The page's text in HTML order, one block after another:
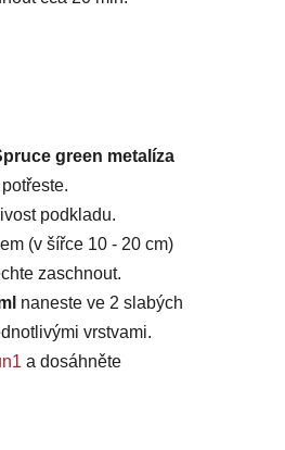
green metalíza
podkladu.
(v šířce 10 - 20 cm)
zaschnout.
naneste ve 2 slabých
vrstvami.
a dosáhněte